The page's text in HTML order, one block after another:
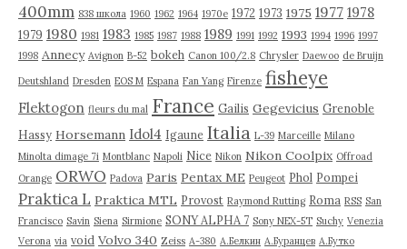
400mm 838 школа 1960 1962 1964 1970е 1972 1973 1975 1977 1978
1979 1980 1981 1983 1985 1987 1988 1989 1991 1992 1993 1994 1996 1997
1998 Annecy Avignon B-52 bokeh Canon 100/2.8 Chrysler Daewoo de Bruijn
Deutshland Dresden EOS M Espana Fan Yang Firenze fisheye
Flektogon fleurs du mal France Gailis Gegevicius Grenoble
Hassy Horsemann Idol4 Igaune Italia L-39 Marceille Milano
Minolta dimage 7i Montblanc Napoli Nice Nikon Nikon Coolpix Offroad
Orange ORWO Padova Paris Pentax ME Peugeot Phol Pompei
Praktica L Praktica MTL Provost Raymond Rutting Roma RSS San
Francisco Savin Siena Sirmione SONY ALPHA 7 Sony NEX-5T Suchy Venezia
Verona via void Volvo 340 Zeiss А-380 А.Белкин А.Буранцев А.Бутко